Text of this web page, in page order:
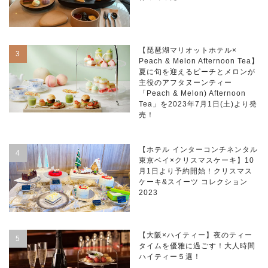
【琵琶湖マリオットホテル×
Peach & Melon Afternoon Tea】
夏に旬を迎えるピーチとメロンが
主役のアフタヌーンティー
「Peach & Melon) Afternoon
Tea」を2023年7月1日(土)より発
売！
【ホテル インターコンチネンタル
東京ベイ×クリスマスケーキ】10
月1日より予約開始！クリスマス
ケーキ&スイーツ コレクション
2023
【大阪×ハイティー】夜のティー
タイムを優雅に過ごす！大人時間
ハイティー５選！